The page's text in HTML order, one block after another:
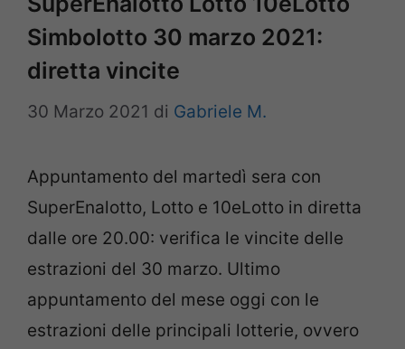
Simbolotto 30 marzo 2021:
diretta vincite
30 Marzo 2021 di Gabriele M.
Appuntamento del martedì sera con
SuperEnalotto, Lotto e 10eLotto in diretta
dalle ore 20.00: verifica le vincite delle
estrazioni del 30 marzo. Ultimo
appuntamento del mese oggi con le
estrazioni delle principali lotterie, ovvero